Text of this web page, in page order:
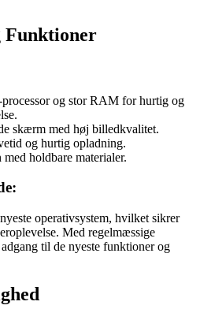
Funktioner
processor og stor RAM for hurtig og
skærm med høj billedkvalitet.
og hurtig opladning.
med holdbare materialer.
operativsystem, hvilket sikrer
Med regelmæssige
til de nyeste funktioner og